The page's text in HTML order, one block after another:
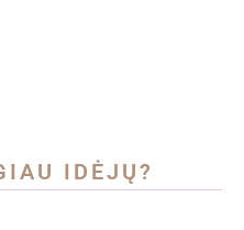
IDĖJŲ?